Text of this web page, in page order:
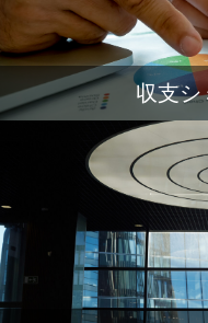
収支シ